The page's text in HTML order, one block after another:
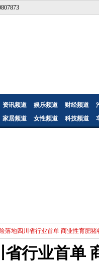
资讯频道 娱乐频道 财经频道
家居频道
女性频道 科技频道
落地四川省行业首单 商业性育肥猪
省行业首单